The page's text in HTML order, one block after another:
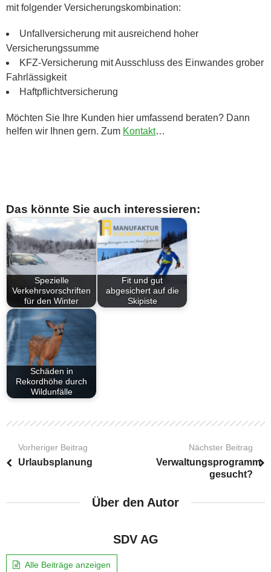
mit folgender Versicherungskombination:
Unfallversicherung mit ausreichend hoher
Versicherungssumme
KFZ-Versicherung mit Ausschluss des Einwandes grober
Fahrlässigkeit
Haftpflichtversicherung
Möchten Sie Ihre Kunden hier umfassend beraten? Dann
helfen wir Ihnen gern. Zum Kontakt…
Das könnte Sie auch interessieren:
Spezielle
Verkehrsvorschriften
für den Winter
Fit und gut
abgesichert auf die
Skipiste
Schäden in
Rekordhöhe durch
Wildunfälle
Vorheriger Beitrag
Urlaubsplanung
Nächster Beitrag
Verwaltungsprogramm
gesucht?
Über den Autor
SDV AG
Alle Beiträge anzeigen